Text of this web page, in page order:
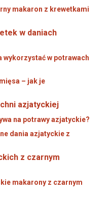
makaron z krewetkami
w daniach
wykorzystać w potrawach
– jak je
azjatyckiej
na potrawy azjatyckie?
dania azjatyckie z
z czarnym
makarony z czarnym